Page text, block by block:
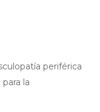
periférica
la